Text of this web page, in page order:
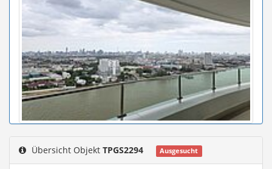
Übersicht Objekt TPGS2294 Ausgesucht